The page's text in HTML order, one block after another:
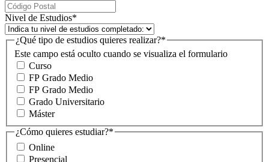
Nivel de Estudios*
Este campo está oculto cuando se visualiza el formulario
¿Qué tipo de estudios quieres realizar?*
Curso
FP Grado Medio
FP Grado Medio
Grado Universitario
Máster
¿Cómo quieres estudiar?*
Online
Presencial